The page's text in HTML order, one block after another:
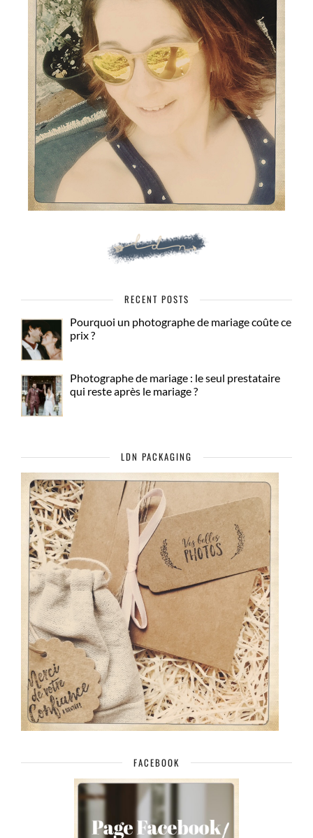
RECENT POSTS
Pourquoi un photographe de mariage coûte ce
prix ?
Photographe de mariage : le seul prestataire
qui reste après le mariage ?
LDN PACKAGING
FACEBOOK